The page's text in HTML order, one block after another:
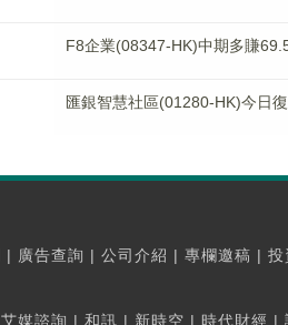
F8企業(08347-HK)中期多賺
匯銀智慧社區(01280-HK)今日
| 廣告查詢 | 公司介紹 | 專欄邀稿 | 投
艾媒諮詢 | 和訊 | 新時空 | 時代財經 |